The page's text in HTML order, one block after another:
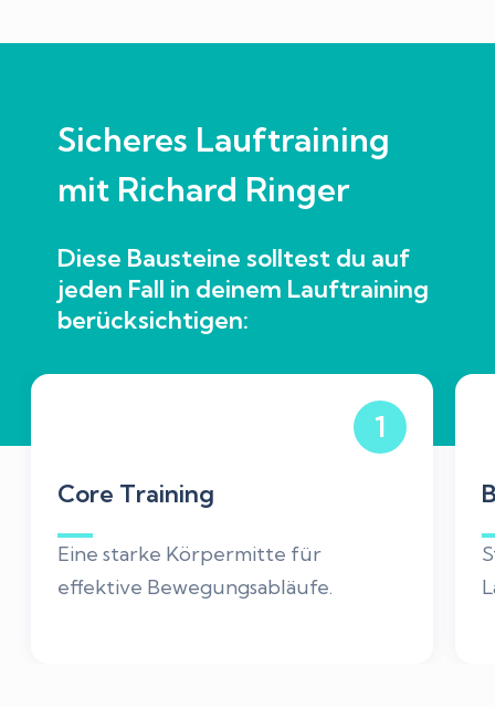
Sicheres Lauftraining
mit Richard Ringer
Diese Bausteine solltest du auf
jeden Fall in deinem Lauftraining
berücksichtigen:
1
Core Training
Eine starke Körpermitte für
effektive Bewegungsabläufe.